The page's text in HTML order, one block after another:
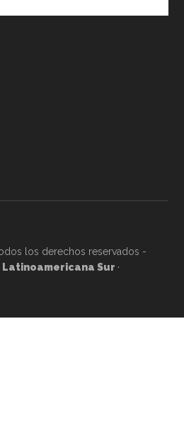
los derechos reservados -
Sur ·